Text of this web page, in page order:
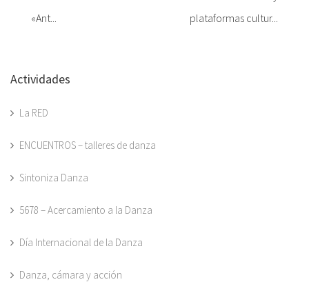
«Ant...
plataformas cultur...
Actividades
La RED
ENCUENTROS – talleres de danza
Sintoniza Danza
5678 – Acercamiento a la Danza
Día Internacional de la Danza
Danza, cámara y acción